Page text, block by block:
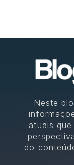
Neste
atuais
do